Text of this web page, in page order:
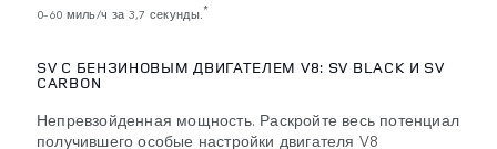
0–60 миль/ч за 3,7 секунды.*
SV С БЕНЗИНОВЫМ ДВИГАТЕЛЕМ V8: SV BLACK И SV
CARBON
Непревзойденная мощность. Раскройте весь потенциал
получившего особые настройки двигателя V8